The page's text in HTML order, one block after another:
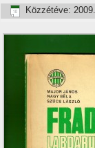
Közzétéve: